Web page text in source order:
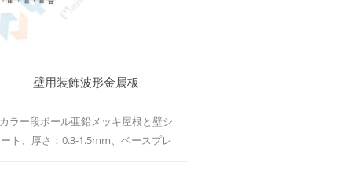
壁用装飾波形金属板
カラー段ボール亜鉛メッキ屋根と壁シ
ート、厚さ：0.3-1.5mm、ベースプレ